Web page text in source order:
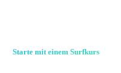
Starte mit einem Surfkurs